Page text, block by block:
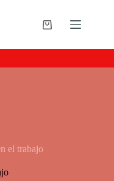
el trabajo